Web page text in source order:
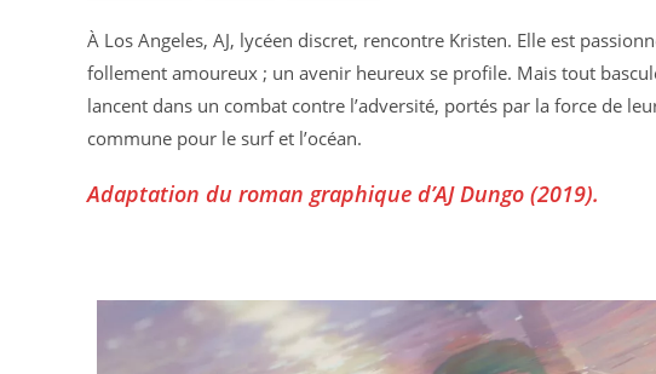
À Los Angeles, AJ, lycéen discret, rencontre Kristen. Elle est
follement amoureux ; un avenir heureux se profile. Mais tout
lancent dans un combat contre l’adversité, portés par la force de
commune pour le surf et l’océan.
Adaptation du roman graphique d’AJ Dungo (2019).